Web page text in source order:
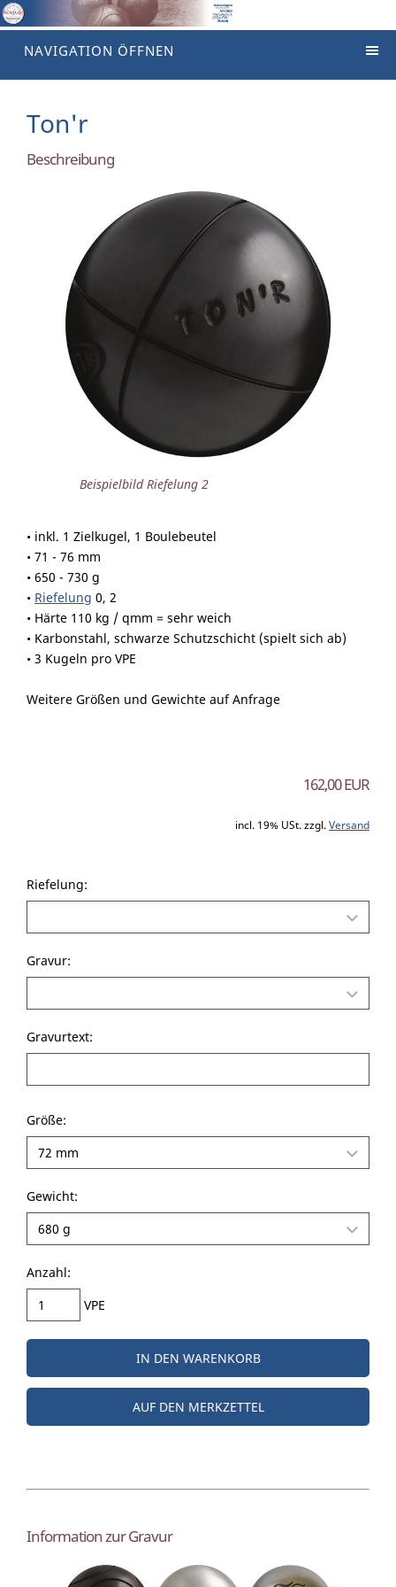
NAVIGATION ÖFFNEN
Ton'r
Beschreibung
Beispielbild Riefelung 2
• inkl. 1 Zielkugel, 1 Boulebeutel
• 71 - 76 mm
• 650 - 730 g
• Riefelung 0, 2
• Härte 110 kg / qmm = sehr weich
• Karbonstahl, schwarze Schutzschicht (spielt sich ab)
• 3 Kugeln pro VPE
Weitere Größen und Gewichte auf Anfrage
162,00 EUR
incl. 19% USt. zzgl. Versand
Riefelung:
Gravur:
Gravurtext:
Größe:
Gewicht:
Anzahl:
VPE
IN DEN WARENKORB
AUF DEN MERKZETTEL
Information zur Gravur